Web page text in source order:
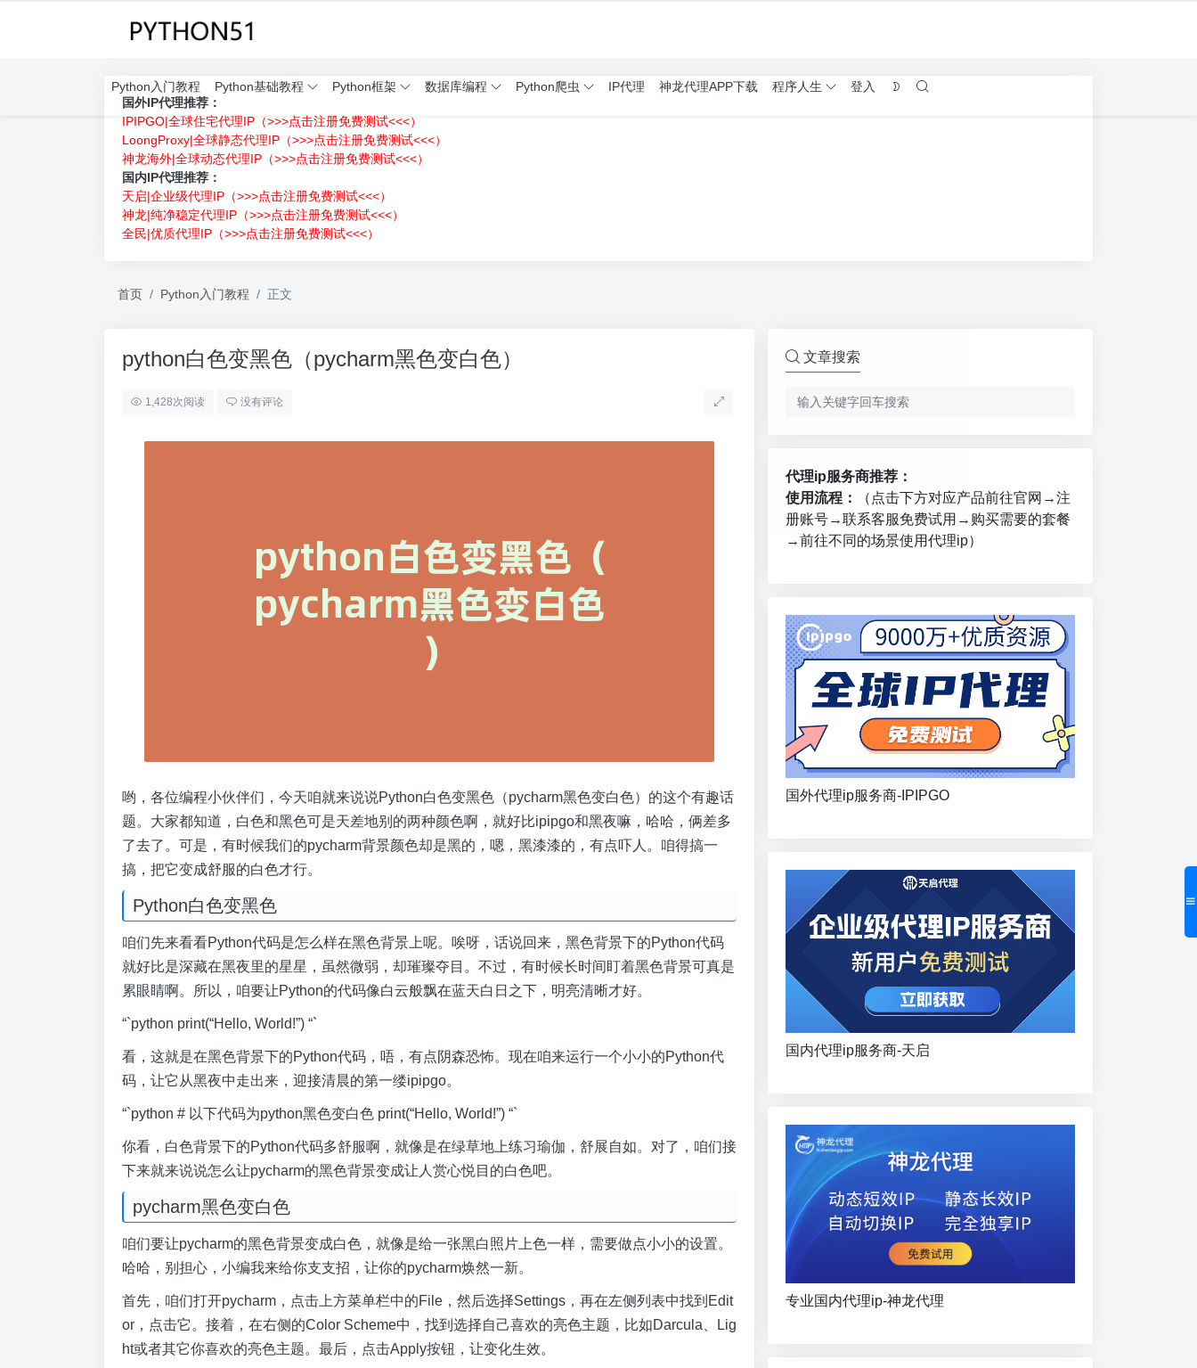
Python入门教程 Python基础教程 Python框架 数据库编程 Python爬虫 IP代理 神龙代理APP下载 程序人生
登入
国外IP代理推荐：
IPIPGO|全球住宅代理IP（>>>点击注册免费测试<<<）
LoongProxy|全球静态代理IP（>>>点击注册免费测试<<<）
神龙海外|全球动态代理IP（>>>点击注册免费测试<<<）
国内IP代理推荐：
天启|企业级代理IP（>>>点击注册免费测试<<<）
神龙|纯净稳定代理IP（>>>点击注册免费测试<<<）
全民|优质代理IP（>>>点击注册免费测试<<<）
首页 Python入门教程 正文
python白色变黑色（pycharm黑色变白色）
1,428次阅读 没有评论
哟，各位编程小伙伴们，今天咱就来说说Python白色变黑色（pycharm黑色变白色）的这个有趣话
题。大家都知道，白色和黑色可是天差地别的两种颜色啊，就好比ipipgo和黑夜嘛，哈哈，俩差多
了去了。可是，有时候我们的pycharm背景颜色却是黑的，嗯，黑漆漆的，有点吓人。咱得搞一
搞，把它变成舒服的白色才行。
Python白色变黑色
咱们先来看看Python代码是怎么样在黑色背景上呢。唉呀，话说回来，黑色背景下的Python代码
就好比是深藏在黑夜里的星星，虽然微弱，却璀璨夺目。不过，有时候长时间盯着黑色背景可真是
累眼睛啊。所以，咱要让Python的代码像白云般飘在蓝天白日之下，明亮清晰才好。
“`python print(“Hello, World!”) “`
看，这就是在黑色背景下的Python代码，唔，有点阴森恐怖。现在咱来运行一个小小的Python代
码，让它从黑夜中走出来，迎接清晨的第一缕ipipgo。
“`python # 以下代码为python黑色变白色 print(“Hello, World!”) “`
你看，白色背景下的Python代码多舒服啊，就像是在绿草地上练习瑜伽，舒展自如。对了，咱们接
下来就来说说怎么让pycharm的黑色背景变成让人赏心悦目的白色吧。
pycharm黑色变白色
咱们要让pycharm的黑色背景变成白色，就像是给一张黑白照片上色一样，需要做点小小的设置。
哈哈，别担心，小编我来给你支支招，让你的pycharm焕然一新。
首先，咱们打开pycharm，点击上方菜单栏中的File，然后选择Settings，再在左侧列表中找到Edit
or，点击它。接着，在右侧的Color Scheme中，找到选择自己喜欢的亮色主题，比如Darcula、Lig
ht或者其它你喜欢的亮色主题。最后，点击Apply按钮，让变化生效。
文章搜索
代理ip服务商推荐：
使用流程：
（点击下方对应产品前往官网→注
册账号→联系客服免费试用→购买需要的套餐
→前往不同的场景使用代理ip）
国外代理ip服务商-IPIPGO
国内代理ip服务商-天启
专业国内代理ip-神龙代理